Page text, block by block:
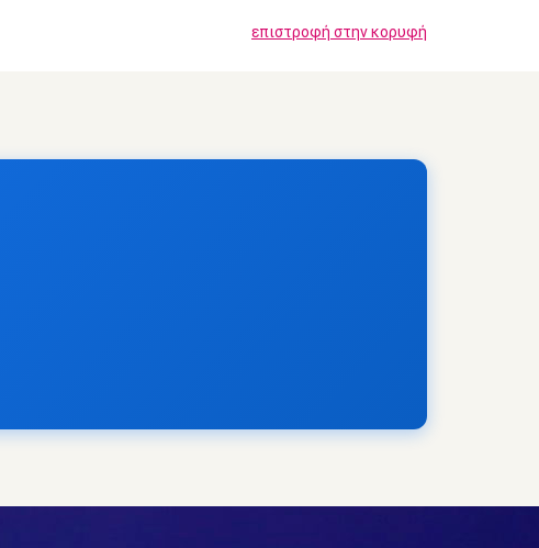
επιστροφή στην κορυφή